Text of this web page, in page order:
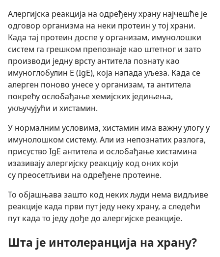
Алергијска реакција на одређену храну најчешће је
одговор организма на неки протеин у тој храни.
Када тај протеин доспе у организам, имунолошки
систем га грешком препознаје као штетног и зато
производи једну врсту антитела познату као
имуноглобулин Е (IgE), која напада уљеза. Када се
алерген поново унесе у организам, та антитела
покрећу ослобађање хемијских једињења,
укључујући и хистамин.
У нормалним условима, хистамин има важну улогу у
имунолошком систему. Али из непознатих разлога,
присуство IgE антитела и ослобађање хистамина
изазивају алергијску реакцију код оних који
су преосетљиви на одређене протеине.
То објашњава зашто код неких људи нема видљиве
реакције када први пут једу неку храну, а следећи
пут када то једу дође до алергијске реакције.
Шта је интолеранција на храну?